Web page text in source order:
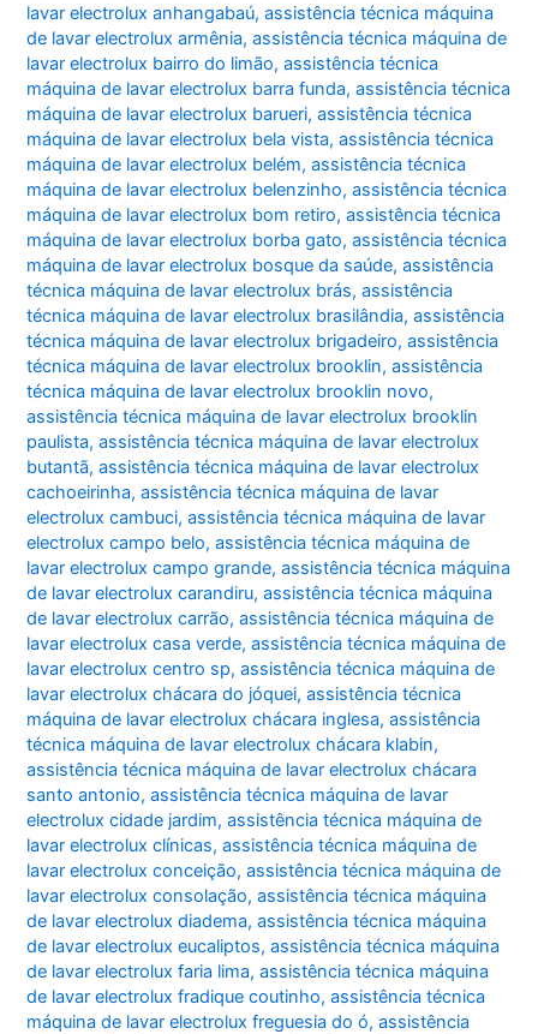
lavar electrolux anhangabaú,assistência técnica máquina
de lavar electrolux armênia,assistência técnica máquina de
lavar electrolux bairro do limão,assistência técnica
máquina de lavar electrolux barra funda,assistência técnica
máquina de lavar electrolux barueri,assistência técnica
máquina de lavar electrolux bela vista,assistência técnica
máquina de lavar electrolux belém,assistência técnica
máquina de lavar electrolux belenzinho,assistência técnica
máquina de lavar electrolux bom retiro,assistência técnica
máquina de lavar electrolux borba gato,assistência técnica
máquina de lavar electrolux bosque da saúde,assistência
técnica máquina de lavar electrolux brás,assistência
técnica máquina de lavar electrolux brasilândia,assistência
técnica máquina de lavar electrolux brigadeiro,assistência
técnica máquina de lavar electrolux brooklin,assistência
técnica máquina de lavar electrolux brooklin novo,
assistência técnica máquina de lavar electrolux brooklin
paulista,assistência técnica máquina de lavar electrolux
butantã,assistência técnica máquina de lavar electrolux
cachoeirinha,assistência técnica máquina de lavar
electrolux cambuci,assistência técnica máquina de lavar
electrolux campo belo,assistência técnica máquina de
lavar electrolux campo grande,assistência técnica máquina
de lavar electrolux carandiru,assistência técnica máquina
de lavar electrolux carrão,assistência técnica máquina de
lavar electrolux casa verde,assistência técnica máquina de
lavar electrolux centro sp,assistência técnica máquina de
lavar electrolux chácara do jóquei,assistência técnica
máquina de lavar electrolux chácara inglesa,assistência
técnica máquina de lavar electrolux chácara klabin,
assistência técnica máquina de lavar electrolux chácara
santo antonio,assistência técnica máquina de lavar
electrolux cidade jardim,assistência técnica máquina de
lavar electrolux clínicas,assistência técnica máquina de
lavar electrolux conceição,assistência técnica máquina de
lavar electrolux consolação,assistência técnica máquina
de lavar electrolux diadema,assistência técnica máquina
de lavar electrolux eucaliptos,assistência técnica máquina
de lavar electrolux faria lima,assistência técnica máquina
de lavar electrolux fradique coutinho,assistência técnica
máquina de lavar electrolux freguesia do ó,assistência